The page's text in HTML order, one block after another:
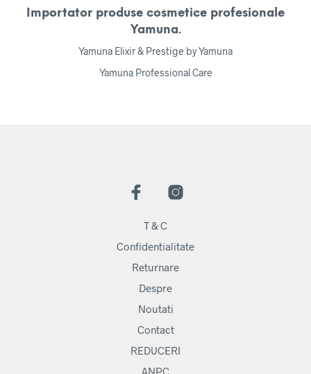
Importator produse cosmetice profesionale
Yamuna.
Yamuna Elixir & Prestige by Yamuna
Yamuna Professional Care
T & C
Confidentialitate
Returnare
Despre
Noutati
Contact
REDUCERI
ANPC